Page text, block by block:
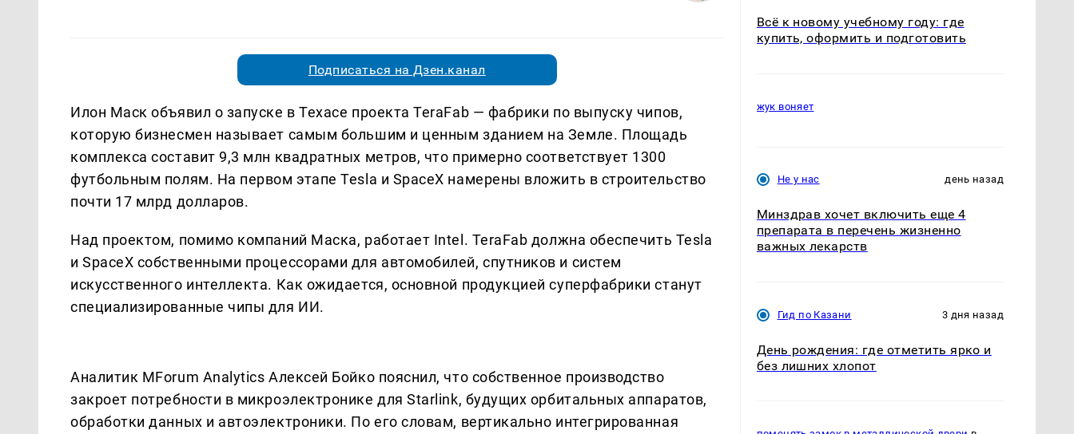
Подписаться на Дзен.канал
Илон Маск объявил о запуске в Техасе проекта TeraFab — фабрики по выпуску чипов,
которую бизнесмен называет самым большим и ценным зданием на Земле. Площадь
комплекса составит 9,3 млн квадратных метров, что примерно соответствует 1300
футбольным полям. На первом этапе Tesla и SpaceX намерены вложить в строительство
почти 17 млрд долларов.
Над проектом, помимо компаний Маска, работает Intel. TeraFab должна обеспечить Tesla
и SpaceX собственными процессорами для автомобилей, спутников и систем
искусственного интеллекта. Как ожидается, основной продукцией суперфабрики станут
специализированные чипы для ИИ.
Аналитик MForum Analytics Алексей Бойко пояснил, что собственное производство
закроет потребности в микроэлектронике для Starlink, будущих орбитальных аппаратов,
обработки данных и автоэлектроники. По его словам, вертикально интегрированная
Всё к новому учебному году: где
купить, оформить и подготовить
жук воняет
Не у нас день назад
Минздрав хочет включить еще 4
препарата в перечень жизненно
важных лекарств
Гид по Казани 3 дня назад
День рождения: где отметить ярко и
без лишних хлопот